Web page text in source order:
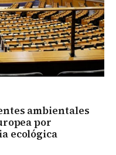
ambientales
por
ecológica